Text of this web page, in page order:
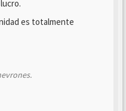
es totalmente